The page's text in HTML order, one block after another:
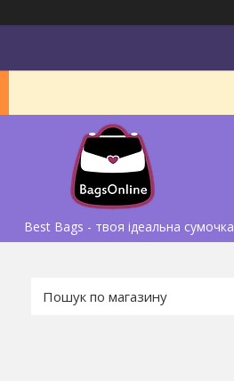
Best Bags - твоя ідеальна сумочка